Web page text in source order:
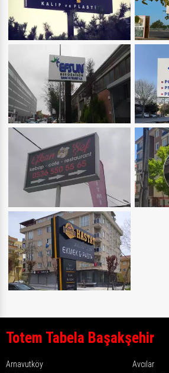
Totem Tabela Başakşehir
Arnavutköy
Avcılar